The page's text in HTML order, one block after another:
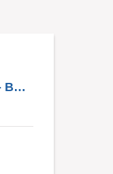
Consultor De Vendas Externas - BELO HORIZONTE MG